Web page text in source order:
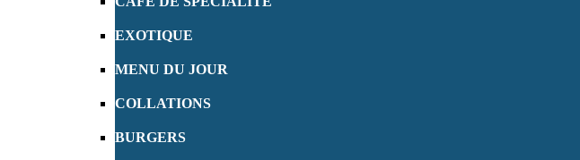
EXOTIQUE
MENU DU JOUR
COLLATIONS
BURGERS